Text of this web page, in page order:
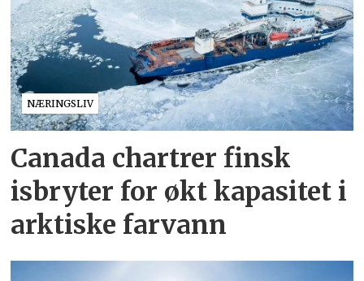
NÆRINGSLIV
Canada chartrer finsk
isbryter for økt kapasitet i
arktiske farvann